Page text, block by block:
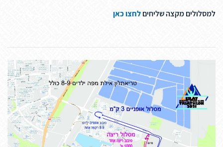
למסלולים מקצה שליחיםלחצו כאן